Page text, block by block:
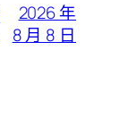
2026 年
8 月 8 日